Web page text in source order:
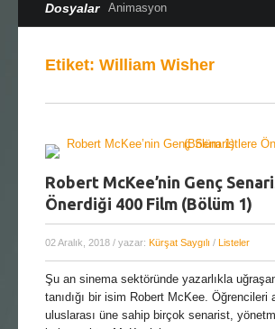
Dosyalar Animasyon
Etiket: William Wisher
Robert McKee’nin Genç
Önerdiği 400 Film (Bölüm 1)
02 Aralık, 2018 / yazar: Kürşat Saygılı / Listeler
Şu an sinema sektöründe yazarlıkla
tanıdığı bir isim Robert McKee. Öğrencileri
uluslarası üne sahip birçok senarist,